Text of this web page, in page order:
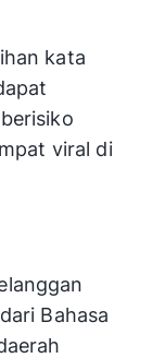
kata
viral di
Bahasa